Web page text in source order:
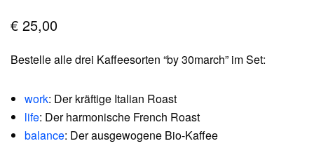
basierend
auf
Kundenbew
€ 25,00
Bestelle alle drei Kaffeesorten “by 30march” im Set:
work: Der kräftige Italian Roast
life: Der harmonische French Roast
balance: Der ausgewogene Bio-Kaffee